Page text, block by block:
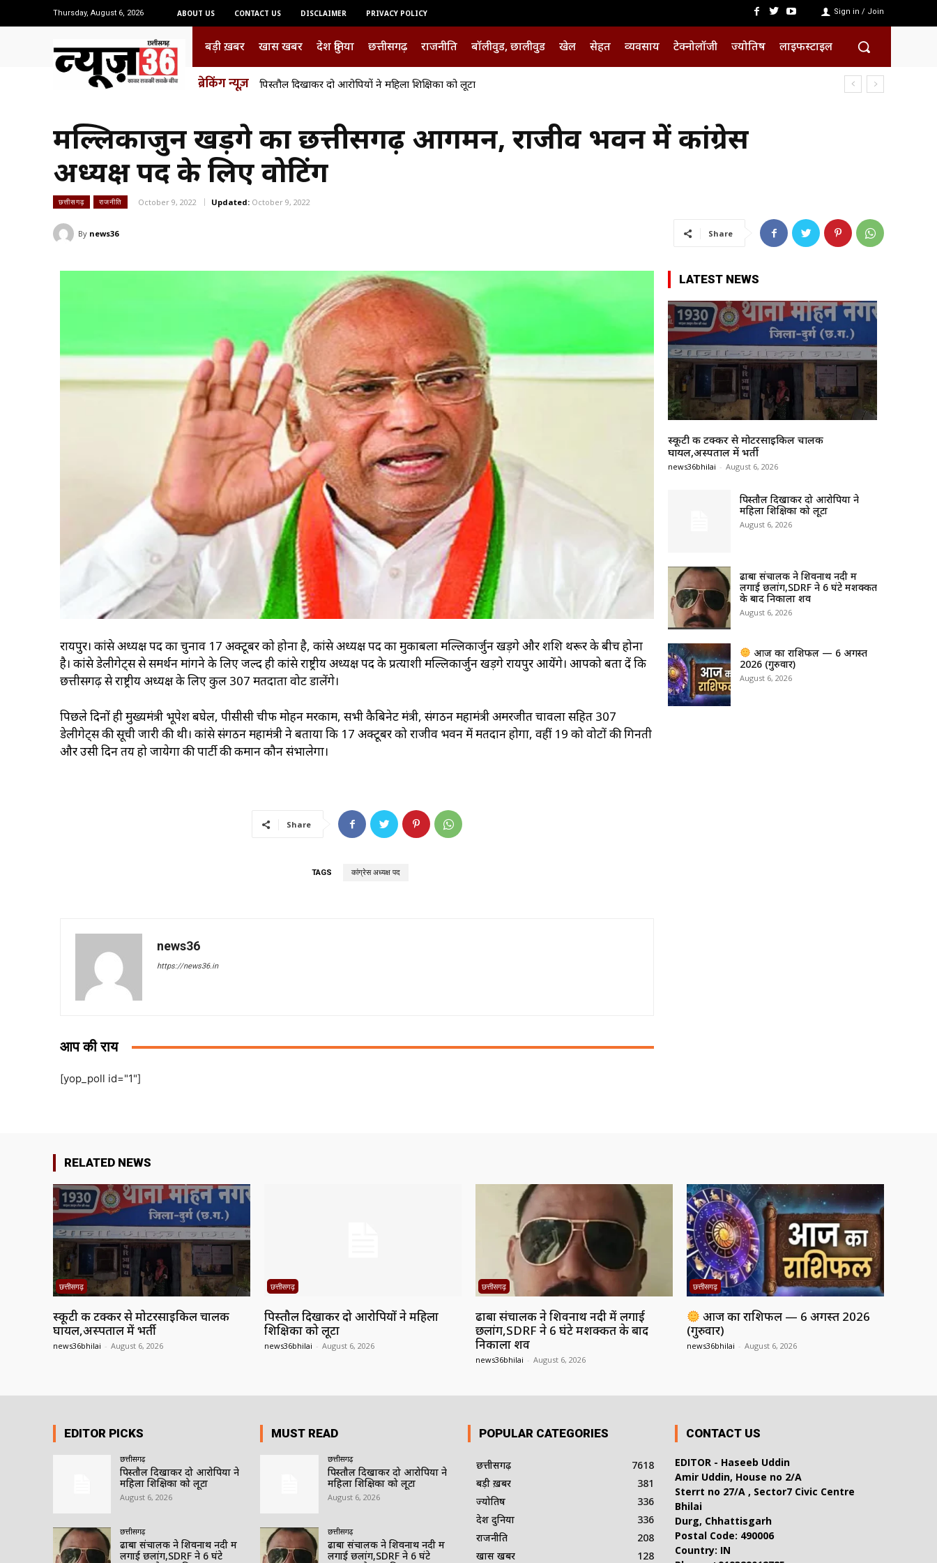
Thursday, August 6, 2026 ABOUT US CONTACT US DISCLAIMER PRIVACY POLICY Sign in / Join
बड़ी ख़बर खास खबर देश दुनिया छत्तीसगढ़ राजनीति बॉलीवुड, छालीवुड खेल सेहत व्यवसाय टेक्नोलॉजी ज्योतिष लाइफस्टाइल
ब्रेकिंग न्यूज़ पिस्तौल दिखाकर दो आरोपियों ने महिला शिक्षिका को लूटा
मल्लिकार्जुन खड़गे का छत्तीसगढ़ आगमन, राजीव भवन में कांग्रेस
अध्यक्ष पद के लिए वोटिंग
छत्तीसगढ़ राजनीति October 9, 2022 Updated: October 9, 2022
By news36 Share
रायपुर। कांग्रेस अध्यक्ष पद का चुनाव 17 अक्टूबर को होना है, कांग्रेस अध्यक्ष पद का मुकाबला मल्लिकार्जुन खड़गे और शशि थरूर के बीच होना
है। कांग्रेस डेलीगेट्स से समर्थन मांगने के लिए जल्द ही कांग्रेस राष्ट्रीय अध्यक्ष पद के प्रत्याशी मल्लिकार्जुन खड़गे रायपुर आयेंगे। आपको बता दें कि
छत्तीसगढ़ से राष्ट्रीय अध्यक्ष के लिए कुल 307 मतदाता वोट डालेंगे।
पिछले दिनों ही मुख्यमंत्री भूपेश बघेल, पीसीसी चीफ मोहन मरकाम, सभी कैबिनेट मंत्री, संगठन महामंत्री अमरजीत चावला सहित 307
डेलीगेट्स की सूची जारी की थी। कांग्रेस संगठन महामंत्री ने बताया कि 17 अक्टूबर को राजीव भवन में मतदान होगा, वहीं 19 को वोटों की गिनती
और उसी दिन तय हो जायेगा की पार्टी की कमान कौन संभालेगा।
Share
TAGS कांग्रेस अध्यक्ष पद
news36
https://news36.in
आप की राय
[yop_poll id="1"]
LATEST NEWS
स्कूटी की टक्कर से मोटरसाइकिल चालक
घायल,अस्पताल में भर्ती
news36bhilai - August 6, 2026
पिस्तौल दिखाकर दो आरोपियों ने
महिला शिक्षिका को लूटा
August 6, 2026
ढाबा संचालक ने शिवनाथ नदी में
लगाई छलांग,SDRF ने 6 घंटे मशक्कत
के बाद निकाला शव
August 6, 2026
आज का राशिफल — 6 अगस्त
2026 (गुरुवार)
August 6, 2026
RELATED NEWS
छत्तीसगढ़
स्कूटी की टक्कर से मोटरसाइकिल चालक
घायल,अस्पताल में भर्ती
news36bhilai - August 6, 2026
छत्तीसगढ़
पिस्तौल दिखाकर दो आरोपियों ने महिला
शिक्षिका को लूटा
news36bhilai - August 6, 2026
छत्तीसगढ़
ढाबा संचालक ने शिवनाथ नदी में लगाई
छलांग,SDRF ने 6 घंटे मशक्कत के बाद
निकाला शव
news36bhilai - August 6, 2026
छत्तीसगढ़
आज का राशिफल — 6 अगस्त 2026
(गुरुवार)
news36bhilai - August 6, 2026
EDITOR PICKS
छत्तीसगढ़
पिस्तौल दिखाकर दो आरोपियों ने
महिला शिक्षिका को लूटा
August 6, 2026
छत्तीसगढ़
ढाबा संचालक ने शिवनाथ नदी में
लगाई छलांग,SDRF ने 6 घंटे
MUST READ
छत्तीसगढ़
पिस्तौल दिखाकर दो आरोपियों ने
महिला शिक्षिका को लूटा
August 6, 2026
छत्तीसगढ़
ढाबा संचालक ने शिवनाथ नदी में
लगाई छलांग,SDRF ने 6 घंटे
POPULAR CATEGORIES
छत्तीसगढ़
7618
बड़ी ख़बर
381
ज्योतिष
336
देश दुनिया
336
राजनीति
208
खास खबर
128
CONTACT US
EDITOR - Haseeb Uddin
Amir Uddin, House no 2/A
Sterrt no 27/A , Sector7 Civic Centre
Bhilai
Durg, Chhattisgarh
Postal Code: 490006
Country: IN